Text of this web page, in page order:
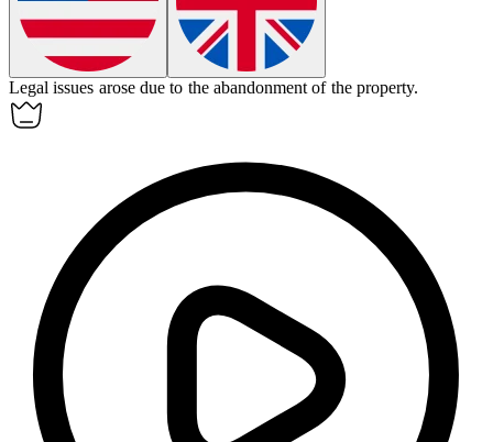
Legal issues arose due to the abandonment of the property.